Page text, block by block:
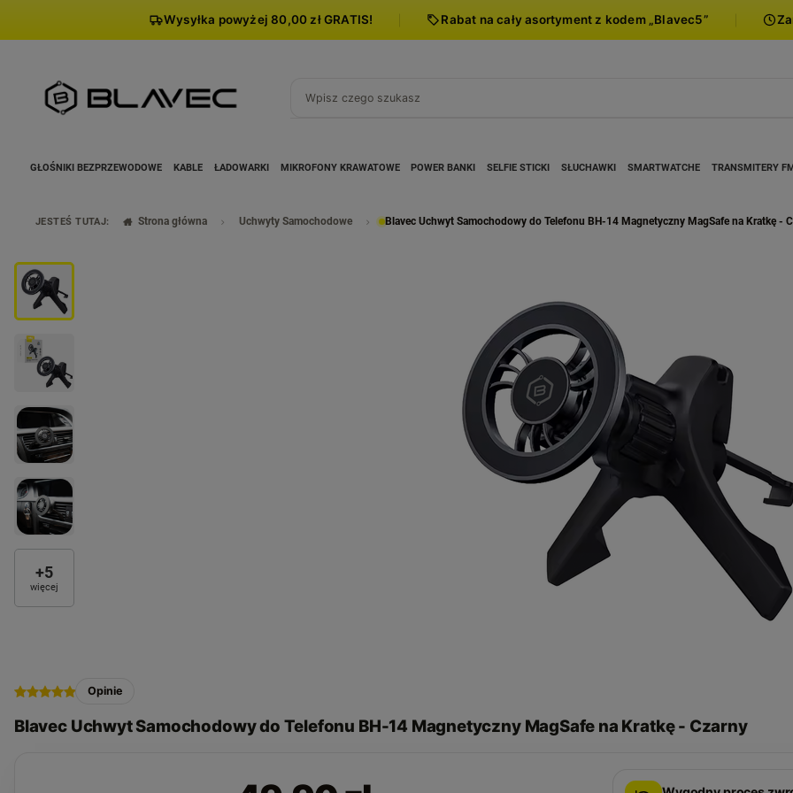
Wysyłka powyżej 80,00 zł GRATIS! Rabat na cały asortyment z kodem „Blavec5”
GŁOŚNIKI BEZPRZEWODOWE KABLE ŁADOWARKI MIKROFONY KRAWATOWE POWER BANKI SELFIE STICKI SŁUCHAWKI SMARTWATCHE TRANSMITERY
JESTEŚ TUTAJ: Strona główna Uchwyty Samochodowe Blavec Uchwyt Samochodowy do Telefonu BH-14 Magnetyczny MagSafe na Kratkę -
+5
więcej
Opinie
Blavec Uchwyt Samochodowy do Telefonu BH-14 Magnetyczny MagSafe na Kratkę - Czarny